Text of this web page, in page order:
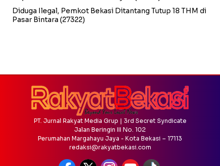
Diduga Ilegal, Pemkot Bekasi Ditantang Tutup 18 THM di
Pasar Bintara (27322)
PT. Jurnal Rakyat Media Grup | 3rd Secret Syndicate
Jalan Beringin III No. 102
Perumahan Margahayu Jaya - Kota Bekasi – 17113
redaksi@rakyatbekasi.com